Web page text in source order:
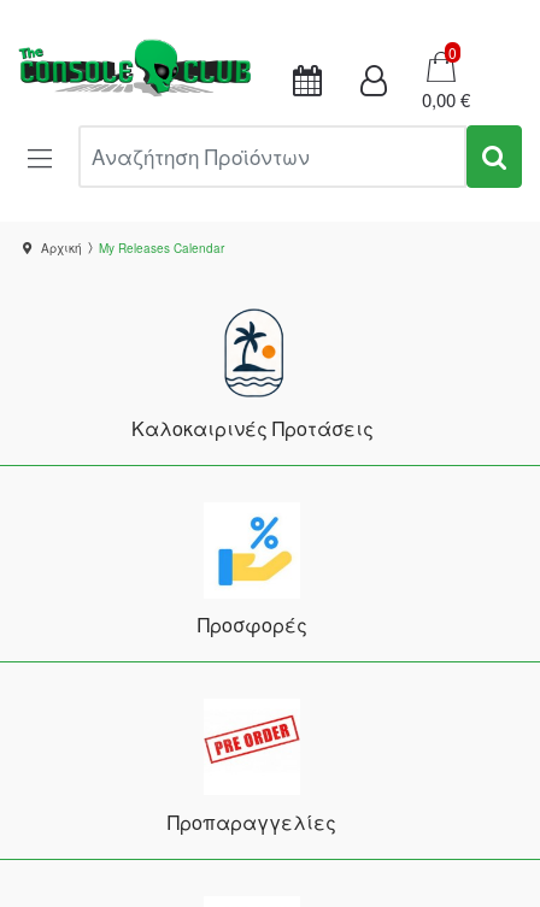
Καλάθι
0
0,00 €
Αρχική My Releases Calendar
Καλοκαιρινές Προτάσεις
Προσφορές
Προπαραγγελίες